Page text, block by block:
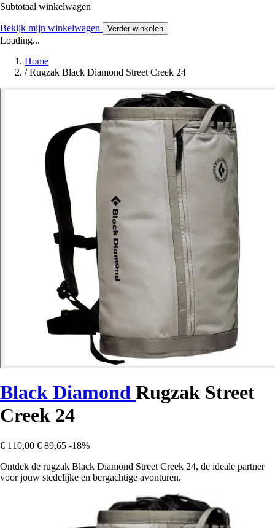
Subtotaal winkelwagen
Bekijk mijn winkelwagen Verder winkelen
Loading...
Home
/ Rugzak Black Diamond Street Creek 24
Black Diamond Rugzak Street
Creek 24
€ 110,00 € 89,65 -18%
Ontdek de rugzak Black Diamond Street Creek 24, de ideale partner
voor jouw stedelijke en bergachtige avonturen.